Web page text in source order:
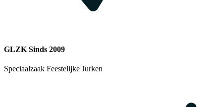
GLZK Sinds 2009
Speciaalzaak Feestelijke Jurken